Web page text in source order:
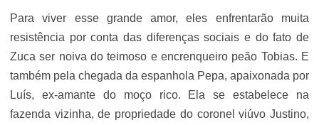
Para viver esse grande amor, eles enfrentarão muita
resistência por conta das diferenças sociais e do fato de
Zuca ser noiva do teimoso e encrenqueiro peão Tobias. E
também pela chegada da espanhola Pepa, apaixonada por
Luís, ex-amante do moço rico. Ela se estabelece na
fazenda vizinha, de propriedade do coronel viúvo Justino,